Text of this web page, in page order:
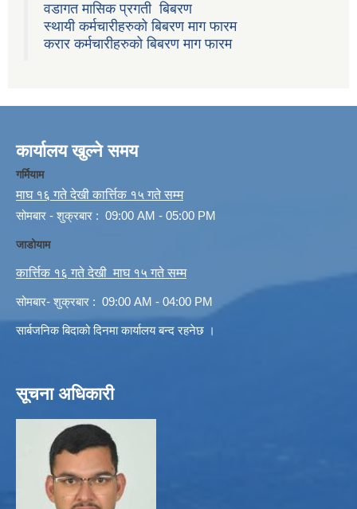
वडागत मासिक प्रगती बिबरण
स्थायी कर्मचारीहरुको बिबरण माग फारम
करार कर्मचारीहरुको बिबरण माग फारम
कार्यालय खुल्ने समय
गर्मियाम
माघ १६ गते देखी कार्त्तिक १५ गते सम्म
सोमबार - शुक्रबार : 09:00 AM - 05:00 PM
जाडोयाम
कार्त्तिक १६ गते देखी माघ १५ गते सम्म
सोमबार- शुक्रबार : 09:00 AM - 04:00 PM
सार्बजनिक बिदाको दिनमा कार्यालय बन्द रहनेछ ।
सूचना अधिकारी